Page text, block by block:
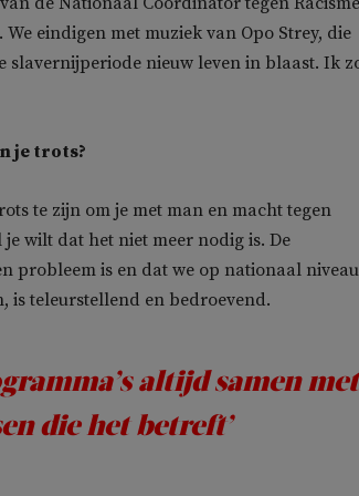
eindigen met muziek van Opo Strey, die
slavernijperiode nieuw leven in blaast. Ik
je trots?
te zijn om je met man en macht tegen
wilt dat het niet meer nodig is. De
probleem is en dat we op nationaal niveau
is teleurstellend en bedroevend.
altijd samen met
die het betreft’